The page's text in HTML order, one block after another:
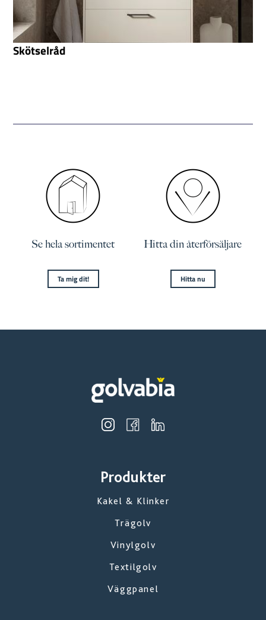
Skötselråd
Se hela sortimentet
Ta mig dit!
Hitta din återförsäljare
Hitta nu
Produkter
Kakel & Klinker
Trägolv
Vinylgolv
Textilgolv
Väggpanel